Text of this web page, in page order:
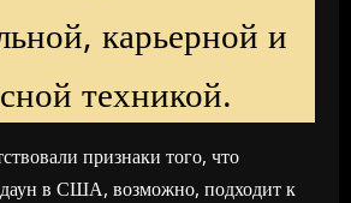
карьерной и
техникой.
признаки того, что
в США, возможно, подходит к